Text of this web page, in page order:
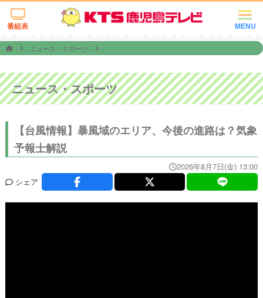
MENU
番組表
ニュース・スポーツ
ニュース・スポーツ
【台風情報】暴風域のエリア、今後の進路は？気象
予報士解説
2026年8月7日(金) 13:00
シェア